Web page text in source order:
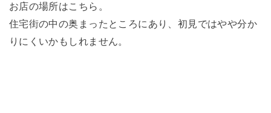
お店の場所はこちら。
住宅街の中の奥まったところにあり、初見ではやや分か
りにくいかもしれません。